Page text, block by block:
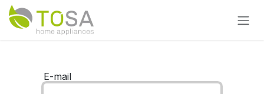
Passa al contenuto
E-mail